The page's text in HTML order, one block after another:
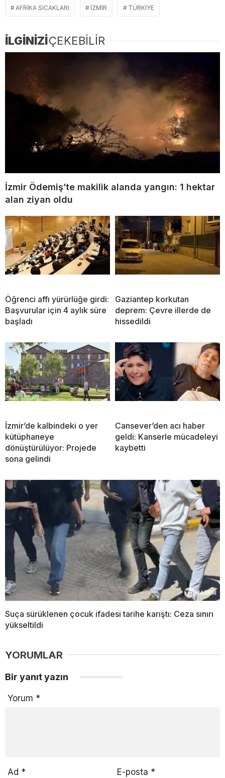
AFRIKA SICAKLARI IZMIR TÜRKIYE
İLGİNİZİÇEKEBİLİR
İzmir Ödemiş’te makilik alanda yangın: 1 hektar
alan ziyan oldu
Öğrenci affı yürürlüğe girdi:
Başvurular için 4 aylık süre
başladı
Gaziantep korkutan
deprem: Çevre illerde de
hissedildi
İzmir’de kalbindeki o yer
kütüphaneye
dönüştürülüyor: Projede
sona gelindi
Cansever’den acı haber
geldi: Kanserle mücadeleyi
kaybetti
Suça sürüklenen çocuk ifadesi tarihe karıştı: Ceza sınırı
yükseltildi
YORUMLAR
Bir yanıt yazın
Yorum *
Ad * E-posta *